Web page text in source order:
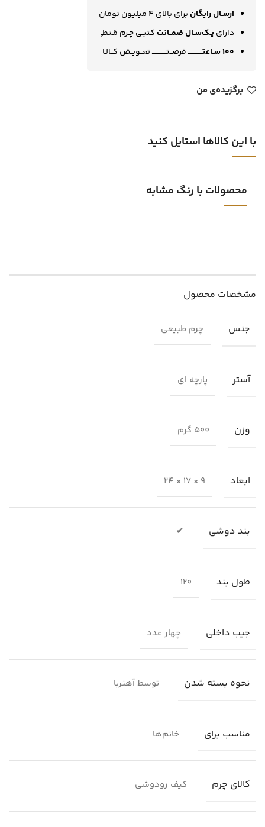
ارسـال رایگان برای بالای 4 میلیون تومان
دارای یـک‌سـال ضمــانت کتبـی چـرم مَـنطـِ
100 سـاعتــــــــــــ
فرصــتــــــــــــ تعــویــض کــالـا
برگزیده‌ی من
با این کالاها استایل کنید
محصولات با رنگ مشابه
مشخصات محصول
جنس چرم طبیعی
آستر پارچه ای
وزن 500 گرم
ابعاد 9 × 17 × 24
بند دوشی ✔
طول بند 120
جیب داخلی چهار عدد
نحوه بسته شدن توسط آهنربا
مناسب برای خانم‌ها
کالای چرم کیف رودوشی